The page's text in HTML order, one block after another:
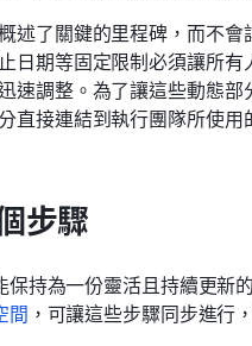
述了關鍵的里程碑，而不
日期等固定限制必須讓所
速調整。為了讓這些動態
直接連結到執行團隊所使用
步驟
保持為一份靈活且持續更
間 ，可讓這些步驟同步進行